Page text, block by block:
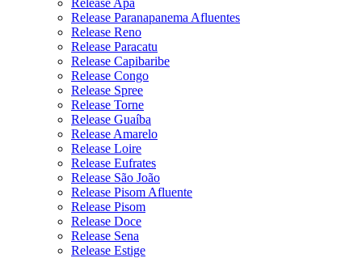
Release Apa
Release Paranapanema Afluentes
Release Reno
Release Paracatu
Release Capibaribe
Release Congo
Release Spree
Release Torne
Release Guaíba
Release Amarelo
Release Loire
Release Eufrates
Release São João
Release Pisom Afluente
Release Pisom
Release Doce
Release Sena
Release Estige